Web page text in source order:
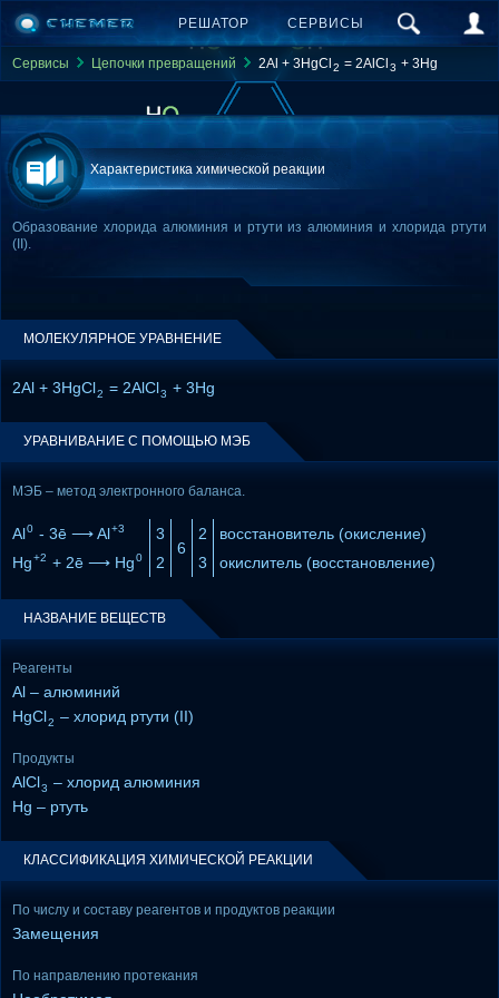
РЕШАТОР СЕРВИСЫ
Сервисы Цепочки превращений 2Al + 3HgCl 2 = 2AlCl 3 + 3Hg
Характеристика химической реакции
Образование хлорида алюминия и ртути из алюминия и хлорида ртути
(II).
МОЛЕКУЛЯРНОЕ УРАВНЕНИЕ
2Al + 3HgCl2 = 2AlCl3 + 3Hg
УРАВНИВАНИЕ С ПОМОЩЬЮ МЭБ
МЭБ – метод электронного баланса.
Al0 - 3ē ⟶ Al+3
3
6
2
восстановитель (окисление)
Hg+2 + 2ē ⟶ Hg0 2 3 окислитель (восстановление)
НАЗВАНИЕ ВЕЩЕСТВ
Реагенты
Al – алюминий
HgCl2 – хлорид ртути (II)
Продукты
AlCl3 – хлорид алюминия
Hg – ртуть
КЛАССИФИКАЦИЯ ХИМИЧЕСКОЙ РЕАКЦИИ
По числу и составу реагентов и продуктов реакции
Замещения
По направлению протекания